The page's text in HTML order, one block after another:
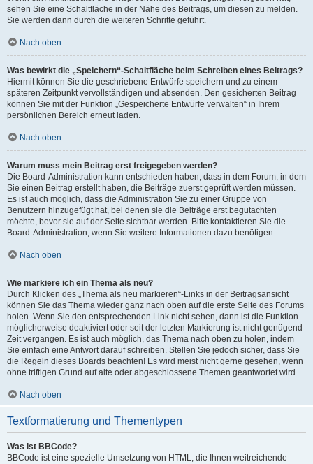
sehen Sie eine Schaltfläche in der Nähe des Beitrags, um diesen zu melden.
Sie werden dann durch die weiteren Schritte geführt.
Nach oben
Was bewirkt die „Speichern“-Schaltfläche beim Schreiben eines Beitrags?
Hiermit können Sie die geschriebene Entwürfe speichern und zu einem
späteren Zeitpunkt vervollständigen und absenden. Den gesicherten Beitrag
können Sie mit der Funktion „Gespeicherte Entwürfe verwalten“ in Ihrem
persönlichen Bereich erneut laden.
Nach oben
Warum muss mein Beitrag erst freigegeben werden?
Die Board-Administration kann entschieden haben, dass in dem Forum, in dem
Sie einen Beitrag erstellt haben, die Beiträge zuerst geprüft werden müssen.
Es ist auch möglich, dass die Administration Sie zu einer Gruppe von
Benutzern hinzugefügt hat, bei denen sie die Beiträge erst begutachten
möchte, bevor sie auf der Seite sichtbar werden. Bitte kontaktieren Sie die
Board-Administration, wenn Sie weitere Informationen dazu benötigen.
Nach oben
Wie markiere ich ein Thema als neu?
Durch Klicken des „Thema als neu markieren“-Links in der Beitragsansicht
können Sie das Thema wieder ganz nach oben auf die erste Seite des Forums
holen. Wenn Sie den entsprechenden Link nicht sehen, dann ist die Funktion
möglicherweise deaktiviert oder seit der letzten Markierung ist nicht genügend
Zeit vergangen. Es ist auch möglich, das Thema nach oben zu holen, indem
Sie einfach eine Antwort darauf schreiben. Stellen Sie jedoch sicher, dass Sie
die Regeln dieses Boards beachten! Es wird meist nicht gerne gesehen, wenn
ohne triftigen Grund auf alte oder abgeschlossene Themen geantwortet wird.
Nach oben
Textformatierung und Thementypen
Was ist BBCode?
BBCode ist eine spezielle Umsetzung von HTML, die Ihnen weitreichende